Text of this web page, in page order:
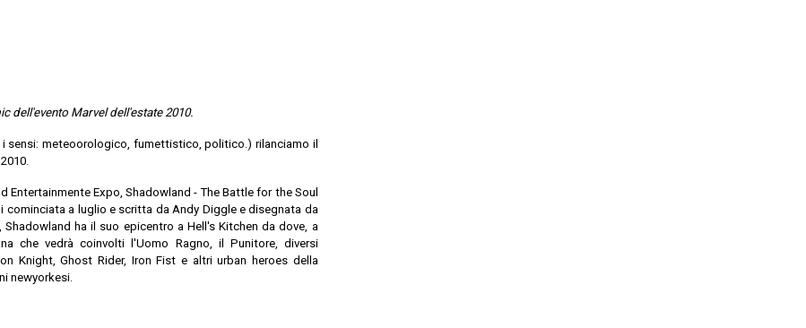
dell'evento Marvel dell'estate 2010.
meteoorologico, fumettistico, politico.) rilanciamo il
Expo, Shadowland - The Battle for the Soul
cominciata a luglio e scritta da Andy Diggle e disegnata da
ha il suo epicentro a Hell's Kitchen da dove, a
che vedrà coinvolti l'Uomo Ragno, il Punitore, diversi
Knight, Ghost Rider, Iron Fist e altri urban heroes della
newyorkesi.